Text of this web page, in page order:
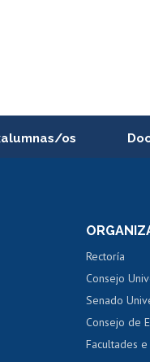
os
alumnos
exalumnos
grados
Rectoría
Consejo
Senado
Consejo de
Facultades